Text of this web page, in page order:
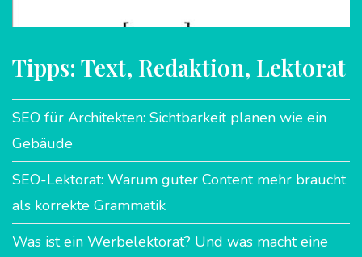
Tipps: Text, Redaktion, Lektorat
SEO für Architekten: Sichtbarkeit planen wie ein
Gebäude
SEO-Lektorat: Warum guter Content mehr braucht
als korrekte Grammatik
Was ist ein Werbelektorat? Und was macht eine